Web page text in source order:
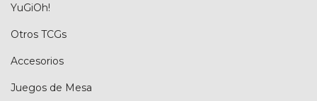
YuGiOh!
Otros TCGs
Accesorios
Juegos de Mesa